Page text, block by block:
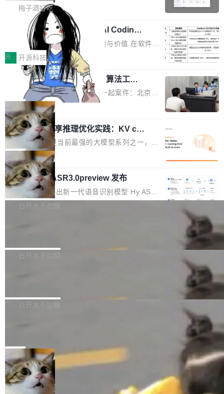
wat（Google 员工编号 23，Jeff Dean 二十多
年的编程搭档，MapReduce 和 Bigtable 的共同
作者）、Quoc Le（Google 大脑核心成员，Se
q2Seq 和 DocAI 的共同发明人）以及 Oriol Vin
yals（Gemini 联合负责人，AlphaSta...
把「看得清、用母语、记得住」三件事一次补
齐。 SolonCode 是什么 SolonCode 是杭州无
耳科技研发的企业级终端编码智能体——一位全
中文驱动的数字员工，自主理解需求、规划步
骤、编写代码。不挑模型、不挑平台，curl 一行
装完即用。 开源地址：Gitee · GitCode · GitHu
b 安装 支持 Java 8+（8~26）、macOS / Linu
x / Windows / Harmony PC。 # macOS / Linu
x / Harmony PC curl -fsSL https://solon.noea
r.org/solon...
梅子酒好吃
让“代码语义理解”深度释放AI Coding
价值潜能：华为云码道（CodeArts）
代码仓技术解析
一、代码仓深度理解技术的作用与价值 在软件工
程实践中，代码仓是企业核心知识资产的主要载
体。企业级代码仓库通常包含数十万乃至数百万
个文件，其规模远超单次模型调用可承载的上下
文窗口。随着项目规模的持续扩张与代码历史的
不断累积，代码仓中的模块关系、接口契约、业
务逻辑等关键信息往往分散于数十乃至数百个文
件之中，形成高度复杂的知识关联网络。传统的
代码检索手段（如关键词匹配、目录遍历）仅能
在语法层面完成文本定位，难以触及代码的语义
内涵与结构关联，导致开发者使用代码智能体在
理解大规模代码仓时面临显著"代码仓理解"瓶
颈。 代码仓深度理解服务（以下简称" CodeBas
e深度理解服务"）是华为云码道（CodeA...
开 开源科技
一条“删库”命令跑 17 小时，算法工程
师删光 89TB 数据只为干私活
最高人民检察院8月4日公布了一起案件：北京一
名90后算法工程师王某，为了给自己接的私活腾
服务器空间，删光了公司AI游戏部门的全部核心
数据。 王某2024年1月入职东城区某科技公司AI
短剧部门，有互联网大厂背景。在公司内部架构
调整期间，部门三次通知全员将数据从A集群迁
移到B集群，王某都回复了"收到"。 他没有迁移
数据。2024年9月3日下午4点，他使用此前登录
的账号密码进入A集群，输入了一条被程序员圈
称为"删库跑路"的命令——最高管理员权限、无
自研的多个文生3D和...
局
Cloudflare 分享推理优化实践：KV ca
che 量化 + 权重压缩，吞吐量提升 4
1%，成本降 30%
Kimi 和 GLM 是当前最强的大模型系列之一，但
它们有一个共同的问题：太吃显存了。月之暗面
的 Kimi K 系列和智谱的 GLM 都是长上下文、M
oE 架构的大模型，好用到让人上瘾，但 GPU 显
存永远不够用。 Cloudflare 的 Workers AI 团队
一直在跑这些模型的推理。他们在官方博客上发
整性保护。效果是：吞吐量提升 41%，每 token
局
腾讯混元 Hy ASR3.0preview 发布
腾讯混元正式推出新一代语音识别模型 Hy ASR
3.0preview。基于最新一代大语言模型 Hy3 的
让语音识别不再只是听清，而是真正听懂。通过
w 不要求标准普通话，方言识别覆盖粤语、吴语
白开水不加糖
新和少量网页兼容性修复版本。 Changes/fixe
容提供的字体时出现的几个问题 为避免音频加
质的最低采样率）的音频格式将被拒绝 修复了 C
SS 圆角虚线样式中可能存在的问题 如果表单中
的图像元素不在同一个子树中，则它们将不再关
联 加...
白开水不加糖
发布的 Release Notes，他利用 AI 工具（如 Co
最强的若干项。对于尚未正式发版的 PG 19，则
通过拉取过去一年内（从 PG 18 Beta1 时间点
至今）的所有 commit，同样交由 AI 分析提炼。
经过人工复核，准确度令人满意。这一方法也为
白开水不加糖
维护工作一直与我的日常工作、家务、社交生活
和休闲娱乐竞争时间。" 这是 libexpat 维护者 S
ebastian Pipping 写在博客里的话。8 月 4 日，
他宣布了一个新消息：从 2026 年 8 月 1 日起，
局
Firefox 153.0.3 发布
Firefox 153.0.3 现已发布，具体更新内容如